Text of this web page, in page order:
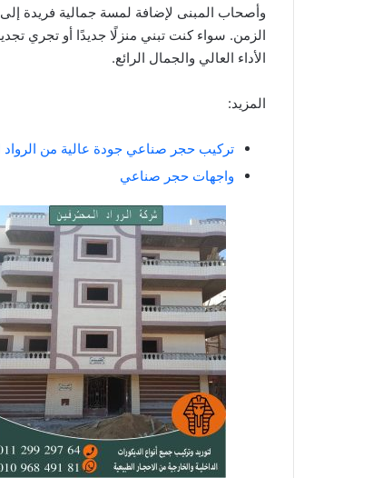
وأصحاب المبنى لإضافة لمسة جمالية فريدة
الزمن. سواء كنت تبني منزلًا جديدًا أو تجري
الأداء العالي والجمال الرائع.
المزيد:
تركيب حجر صناعي جودة عالية من الرواد
واجهات حجر صناعي